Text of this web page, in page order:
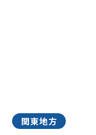
関東地方